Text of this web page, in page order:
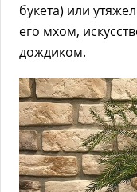
букета) или
его мхом,
дождиком.